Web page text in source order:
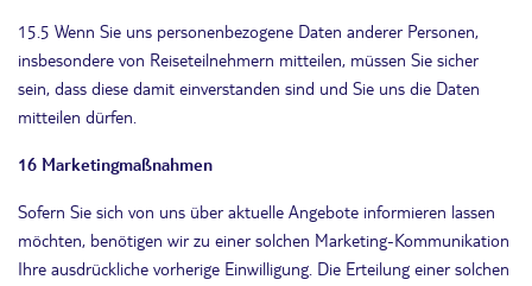
15.5 Wenn Sie uns personenbezogene Daten anderer Personen,
insbesondere von Reiseteilnehmern mitteilen, müssen Sie sicher
sein, dass diese damit einverstanden sind und Sie uns die Daten
mitteilen dürfen.
16 Marketingmaßnahmen
Sofern Sie sich von uns über aktuelle Angebote informieren lassen
möchten, benötigen wir zu einer solchen Marketing-Kommunikation
Ihre ausdrückliche vorherige Einwilligung. Die Erteilung einer solchen